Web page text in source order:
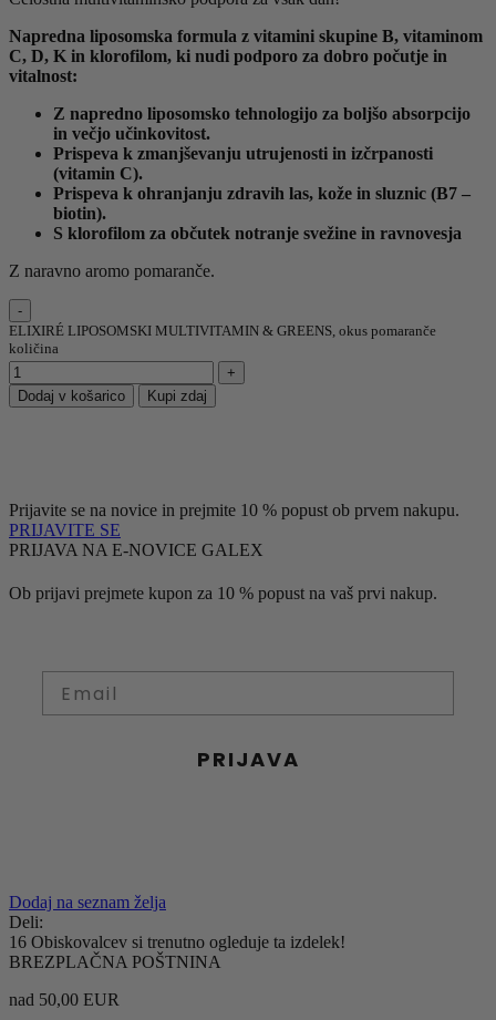
Napredna liposomska formula z vitamini skupine B, vitaminom
C, D, K in klorofilom, ki nudi podporo za dobro počutje in
vitalnost:
Z napredno liposomsko tehnologijo za boljšo absorpcijo
in večjo učinkovitost.
Prispeva k zmanjševanju utrujenosti in izčrpanosti
(vitamin C).
Prispeva k ohranjanju zdravih las, kože in sluznic (B7 –
biotin).
S klorofilom za občutek notranje svežine in ravnovesja
Z naravno aromo pomaranče.
ELIXIRÉ LIPOSOMSKI MULTIVITAMIN & GREENS, okus pomaranče
količina
Dodaj v košarico Kupi zdaj
Prijavite se na novice in prejmite 10 % popust ob prvem nakupu.
PRIJAVITE SE
PRIJAVA NA E-NOVICE GALEX
Ob prijavi prejmete kupon za 10 % popust na vaš prvi nakup.
PRIJAVA
Dodaj na seznam želja
Deli:
16 Obiskovalcev si trenutno ogleduje ta izdelek!
BREZPLAČNA POŠTNINA
nad 50,00 EUR